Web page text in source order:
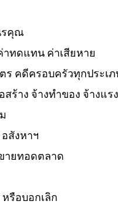
รคุณ
าทดแทน ค่าเสียหาย
ร คดีครอบครัวทุกประเ
ร้าง จ้างทำของ จ้างแร
สังหาฯ
ายทอดตลาด
รือบอกเลิก